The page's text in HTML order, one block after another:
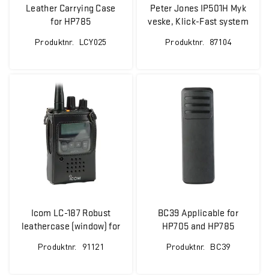
Leather Carrying Case
for HP785
Produktnr. LCY025
Peter Jones IP501H Myk
veske, Klick-Fast system
Produktnr. 87104
Icom LC-187 Robust
leathercase (window) for
Produktnr. 91121
BC39 Applicable for
HP705 and HP785
Produktnr. BC39